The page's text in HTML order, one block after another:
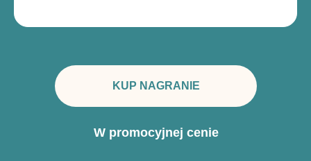
KUP NAGRANIE
W promocyjnej cenie